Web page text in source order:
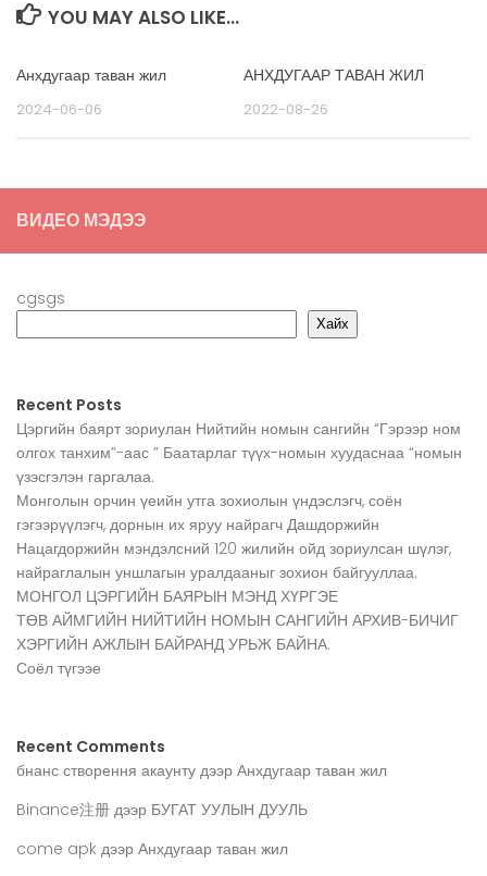
YOU MAY ALSO LIKE...
Анхдугаар таван жил
2024-06-06
АНХДУГААР ТАВАН ЖИЛ
2022-08-26
ВИДЕО МЭДЭЭ
cgsgs
Хайх
Recent Posts
Цэргийн баярт зориулан Нийтийн номын сангийн “Гэрээр ном
олгох танхим”-аас ” Баатарлаг түүх-номын хуудаснаа “номын
үзэсгэлэн гаргалаа.
Монголын орчин үеийн утга зохиолын үндэслэгч, соён
гэгээрүүлэгч, дорнын их яруу найрагч Дашдоржийн
Нацагдоржийн мэндэлсний 120 жилийн ойд зориулсан шүлэг,
найраглалын уншлагын уралдааныг зохион байгууллаа.
МОНГОЛ ЦЭРГИЙН БАЯРЫН МЭНД ХҮРГЭЕ
ТӨВ АЙМГИЙН НИЙТИЙН НОМЫН САНГИЙН АРХИВ-БИЧИГ
ХЭРГИЙН АЖЛЫН БАЙРАНД УРЬЖ БАЙНА.
Соёл түгээе
Recent Comments
бнанс створення акаунту дээр Анхдугаар таван жил
Binance注册 дээр БУГАТ УУЛЫН ДУУЛЬ
come apk дээр Анхдугаар таван жил